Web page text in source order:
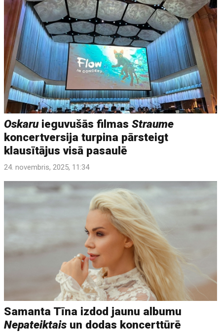
Oskaruieguvušās filmasStraume
koncertversija turpina pārsteigt
klausītājus visā pasaulē
24. novembris, 2025, 11:34
Samanta Tīna izdod jaunu albumu
Nepateiktais un dodas koncerttūrē